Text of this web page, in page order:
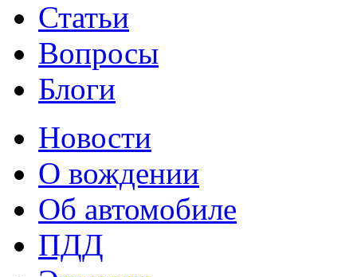
Статьи
Вопросы
Блоги
Новости
О вождении
Об автомобиле
ПДД